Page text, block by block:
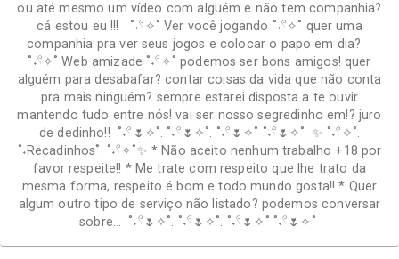
ou até mesmo um vídeo com alguém e não tem companhia?
cá estou eu !!! ˚˖𓍢✧˚ Ver você jogando ˚˖𓍢✧˚ quer uma
companhia pra ver seus jogos e colocar o papo em dia?
˚˖𓍢✧˚ Web amizade ˚˖𓍢✧˚ podemos ser bons amigos! quer
alguém para desabafar? contar coisas da vida que não conta
pra mais ninguém? sempre estarei disposta a te ouvir
mantendo tudo entre nós! vai ser nosso segredinho em!? juro
de dedinho!! ˚˖𓍢🌷✧˚. ˚˖𓍢🌷✧˚. ˚˖𓍢🌷✧˚ ˚˖𓍢🌷✧˚ ✨ ˚˖𓍢✧˚.
˚˖Recadinhos˚. ˚˖𓍢✧˚✨ * Não aceito nenhum trabalho +18 por
favor respeite!! * Me trate com respeito que lhe trato da
mesma forma, respeito é bom e todo mundo gosta!! * Quer
algum outro tipo de serviço não listado? podemos conversar
sobre… ˚˖𓍢🌷✧˚. ˚˖𓍢🌷✧˚. ˚˖𓍢🌷✧˚ ˚˖𓍢🌷✧˚